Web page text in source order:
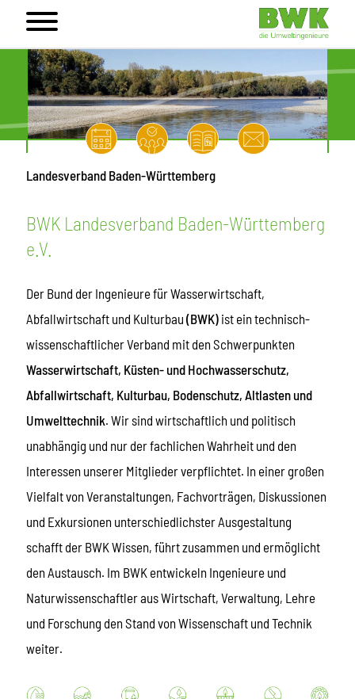
Landesverband Baden-Württemberg
BWK Landesverband Baden-Württemberg
e.V.
Der Bund der Ingenieure für Wasserwirtschaft,
Abfallwirtschaft und Kulturbau (BWK) ist ein technisch-
wissenschaftlicher Verband mit den Schwerpunkten
Wasserwirtschaft, Küsten- und Hochwasserschutz,
Abfallwirtschaft, Kulturbau, Bodenschutz, Altlasten und
Umwelttechnik. Wir sind wirtschaftlich und politisch
unabhängig und nur der fachlichen Wahrheit und den
Interessen unserer Mitglieder verpflichtet. In einer großen
Vielfalt von Veranstaltungen, Fachvorträgen, Diskussionen
und Exkursionen unterschiedlichster Ausgestaltung
schafft der BWK Wissen, führt zusammen und ermöglicht
den Austausch. Im BWK entwickeln Ingenieure und
Naturwissenschaftler aus Wirtschaft, Verwaltung, Lehre
und Forschung den Stand von Wissenschaft und Technik
weiter.